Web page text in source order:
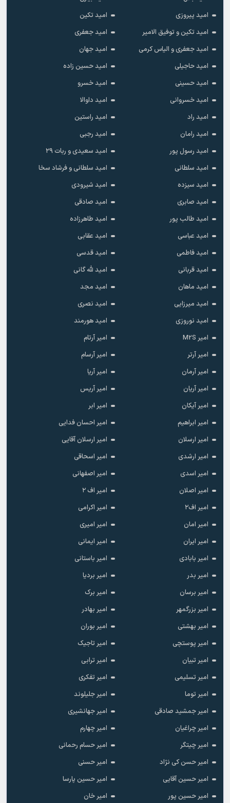
امید پیروزی
امید تکین
امید تکین و توفیق الامیر
امید جعفری
امید جعفری و الیاس کرمی
امید جهان
امید حاجیلی
امید حسین زاده
امید حسینی
امید خسرو
امید خسروانی
امید داوالا
امید راد
امید راستین
امید رامان
امید رجبی
امید رسول پور
امید سعیدی و ربات ۲۹
امید سلطانی
امید سلطانی و فرشاد سخا
امید سیزده
امید شیرودی
امید صابری
امید صادقی
امید طالب پور
امید طاهرزاده
امید عباسی
امید عقابی
امید فاطمی
امید قدسی
امید قربانی
امید لله گانی
امید ماهان
امید مجد
امید میرزایی
امید نصری
امید نوروزی
امید هورمند
امیر M2S
امیر آرتام
امیر آرتر
امیر آرسام
امیر آرمان
امیر آریا
امیر آریان
امیر آریس
امیر آیکان
امیر ابر
امیر ابراهیم
امیر احسان فدایی
امیر ارسلان
امیر ارسلان آقایی
امیر ارشدی
امیر اسحاقی
امیر اسدی
امیر اصفهانی
امیر اصلان
امیر اف ۲
امیر اف۲
امیر اکرامی
امیر امان
امیر امیری
امیر ایران
امیر ایمانی
امیر بابادی
امیر باستانی
امیر بدر
امیر بردیا
امیر برسان
امیر برک
امیر بزرگمهر
امیر بهادر
امیر بهشتی
امیر بوران
امیر پوستچی
امیر تاجیک
امیر تبیان
امیر ترابی
امیر تسلیمی
امیر تفکری
امیر توما
امیر جلیلوند
امیر جمشید صادقی
امیر جهانشیری
امیر چراغیان
امیر چهارم
امیر چیتگر
امیر حسام رحمانی
امیر حسن کی نژاد
امیر حسنی
امیر حسین آقایی
امیر حسین پارسا
امیر حسین پور
امیر خان